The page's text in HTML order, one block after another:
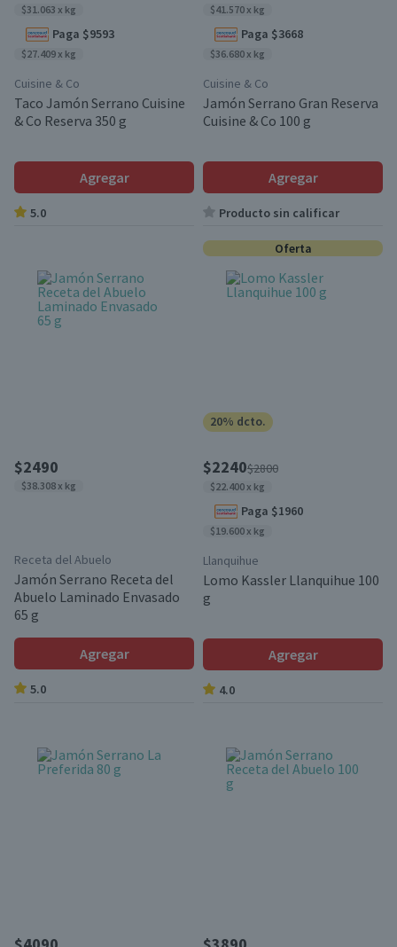
$31.063 x kg
Paga $9593
$27.409 x kg
Cuisine & Co
Taco Jamón Serrano Cuisine
& Co Reserva 350 g
Agregar
5.0
$41.570 x kg
Paga $3668
$36.680 x kg
Cuisine & Co
Jamón Serrano Gran Reserva
Cuisine & Co 100 g
Agregar
Producto sin calificar
$2490
$38.308 x kg
Receta del Abuelo
Jamón Serrano Receta del
Abuelo Laminado Envasado
65 g
Agregar
5.0
Oferta
20% dcto.
$2240$2800
$22.400 x kg
Paga $1960
$19.600 x kg
Llanquihue
Lomo Kassler Llanquihue 100
g
Agregar
4.0